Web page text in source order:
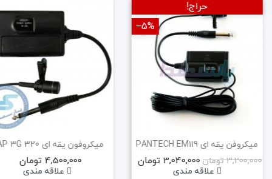
میکروفن یقه ای PANTECH EM119
3,200,000 تومان
3,040,000 تومان
علاقه مندی
حراج!
‎−5%
میکروفون یقه ای AAP 3G 320
4,500,000 تومان
علاقه مندی